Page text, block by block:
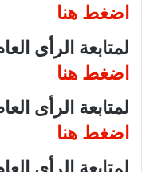
اضغط هنا
لمتابعة الرأى
اضغط هنا
لمتابعة الرأى
اضغط هنا